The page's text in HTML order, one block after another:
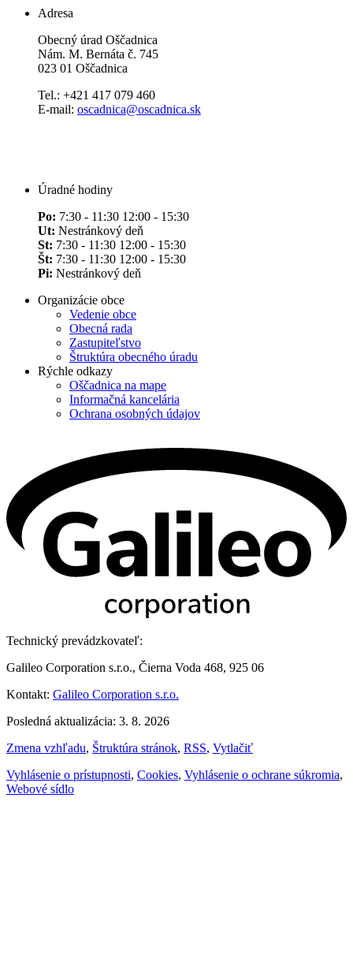
Adresa
Obecný úrad Oščadnica
Nám. M. Bernáta č. 745
023 01 Oščadnica
Tel.: +421 417 079 460
E-mail: oscadnica@oscadnica.sk
Úradné hodiny
Po: 7:30 - 11:30 12:00 - 15:30
Ut: Nestránkový deň
St: 7:30 - 11:30 12:00 - 15:30
Št: 7:30 - 11:30 12:00 - 15:30
Pi: Nestránkový deň
Organizácie obce
Vedenie obce
Obecná rada
Zastupiteľstvo
Štruktúra obecného úradu
Rýchle odkazy
Oščadnica na mape
Informačná kancelária
Ochrana osobných údajov
Technický prevádzkovateľ:
Galileo Corporation s.r.o., Čierna Voda 468, 925 06
Kontakt: Galileo Corporation s.r.o.
Posledná aktualizácia: 3. 8. 2026
Zmena vzhľadu, Štruktúra stránok, RSS, Vytlačiť
Vyhlásenie o prístupnosti, Cookies, Vyhlásenie o ochrane súkromia,
Webové sídlo